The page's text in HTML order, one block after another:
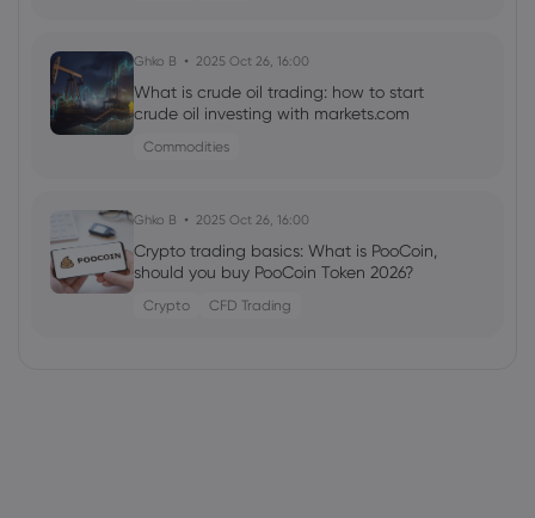
Ghko B 2025 Oct 26, 16:00
What is crude oil trading: how to start
crude oil investing with markets.com
Commodities
Ghko B 2025 Oct 26, 16:00
Crypto trading basics: What is PooCoin,
should you buy PooCoin Token 2026?
Crypto CFD Trading